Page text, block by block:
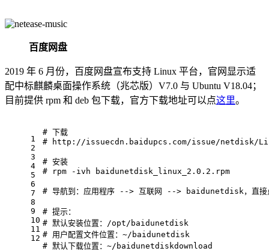
百度网盘
2019 年 6 月份，百度网盘宣布支持 Linux 平台，官网显示适
配中标麒麟桌面操作系统（兆芯版）V7.0 与 Ubuntu V18.04；
目前提供 rpm 和 deb 包下载，官方下载地址可以点这里。
1
2
3
4
5
6
7
8
9
10
11
12
# 下载
# http ://issuecdn.baidupcs.com/issue/netdisk/
# 安装
# rpm -ivh baidunetdisk_linux_2.0.2.rpm
# 导航到：应用程序 --> 互联网 --> baidunetdisk，直接点
# 提示：
# 默认安装位置：/opt/baidunetdisk
# 用户配置文件位置：~/baidunetdisk
# 默认下载位置：~/baidunetdiskdownload